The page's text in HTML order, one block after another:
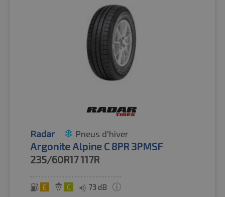
Radar Pneus d'hiver
Argonite Alpine C 8PR 3PMSF
235/60R17117R
E C 73 dB